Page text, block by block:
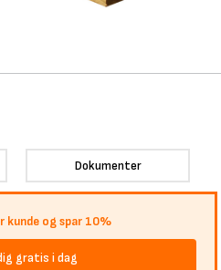
Dokumenter
kunde og spar 10%
gratis i dag